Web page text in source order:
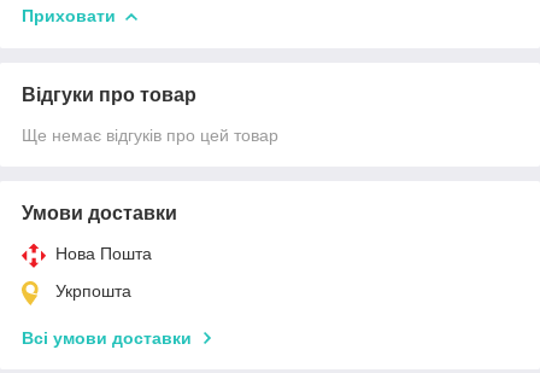
Приховати
Відгуки про товар
Ще немає відгуків про цей товар
Умови доставки
Нова Пошта
Укрпошта
Всі умови доставки